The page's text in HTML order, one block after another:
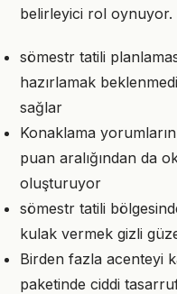
belirleyici rol oynuyor.
sömestr tatili
hazırlamak
sağlar
Konaklama
puan aralığından da
oluşturuyor
sömestr tatili
kulak vermek gizli
Birden fazla acenteyi
paketinde ciddi